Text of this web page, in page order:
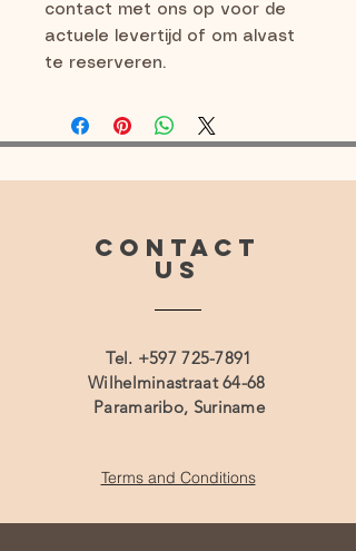
contact met ons op voor de
actuele levertijd of om alvast
te reserveren.
CONTACT
US
Tel. +597 725-7891
Wilhelminastraat 64-68
Paramaribo, Suriname
Terms and Conditions